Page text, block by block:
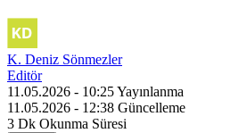
K. Deniz Sönmezler
Editör
11.05.2026 - 10:25Yayınlanma
11.05.2026 - 12:38 Güncelleme
3 Dk Okunma Süresi